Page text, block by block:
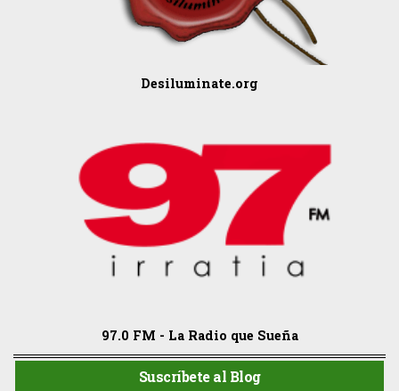
Desiluminate.org
97.0 FM - La Radio que Sueña
Suscríbete al Blog